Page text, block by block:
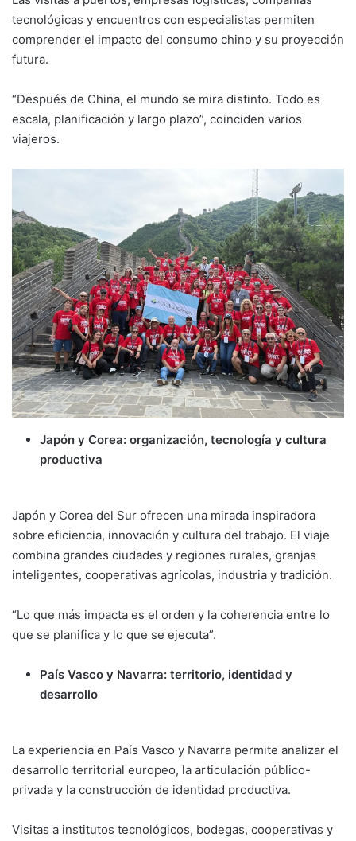
tecnológicas y encuentros con especialistas permiten
comprender el impacto del consumo chino y su proyección
futura.
“Después de China, el mundo se mira distinto. Todo es
escala, planificación y largo plazo”, coinciden varios
viajeros.
Japón y Corea: organización, tecnología y cultura
productiva
Japón y Corea del Sur ofrecen una mirada inspiradora
sobre eficiencia, innovación y cultura del trabajo. El viaje
combina grandes ciudades y regiones rurales, granjas
inteligentes, cooperativas agrícolas, industria y tradición.
“Lo que más impacta es el orden y la coherencia entre lo
que se planifica y lo que se ejecuta”.
País Vasco y Navarra: territorio, identidad y
desarrollo
La experiencia en País Vasco y Navarra permite analizar el
desarrollo territorial europeo, la articulación público-
privada y la construcción de identidad productiva.
Visitas a institutos tecnológicos, bodegas, cooperativas y